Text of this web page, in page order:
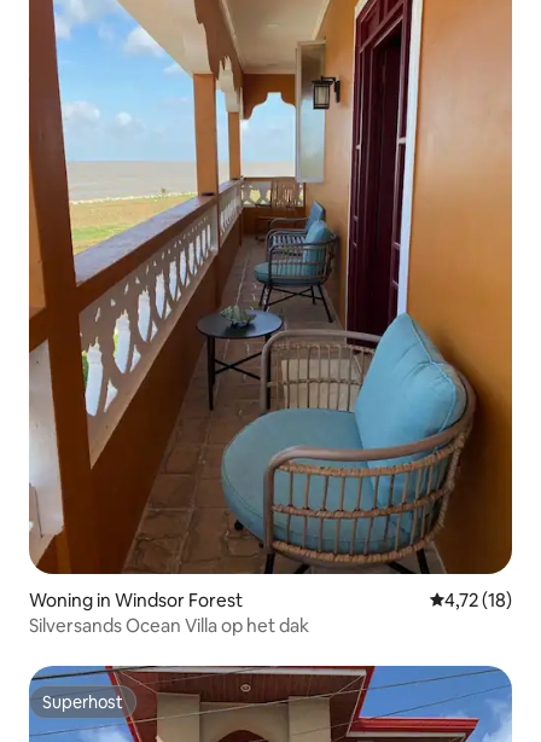
Woning in Windsor Forest Gemiddelde
4,72 (18)
Silversands Ocean Villa op het dak
Superhost
Superhost